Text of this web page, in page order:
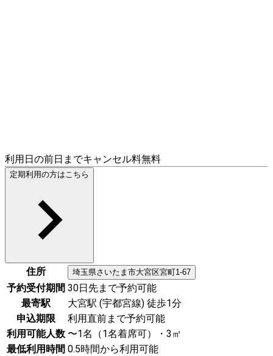
利用日の前日までキャンセル料無料
定期利用の方はこちら
住所 埼玉県さいたま市大宮区宮町1-67
予約受付期間 30日先まで予約可能
最寄駅
大宮駅 (宇都宮線) 徒歩1分
申込期限
利用直前まで予約可能
利用可能人数 〜1名（1名着席可）・3㎡
最低利用時間 0.5時間から利用可能